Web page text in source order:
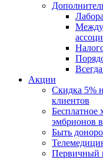
Акции
Скидка 5%
клиентов
Бесплатное
эмбрионов
Быть
Первичный